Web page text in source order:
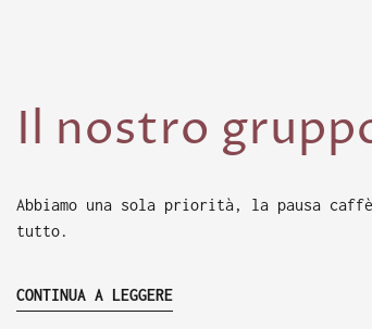
Il nostro
Abbiamo una sola priorità, la pausa
tutto.
CONTINUA A LEGGERE